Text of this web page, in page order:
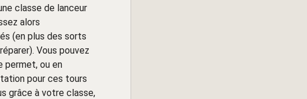
classe de lanceur
alors
(en plus des sorts
Vous pouvez
permet, ou en
pour ces tours
grâce à votre classe,